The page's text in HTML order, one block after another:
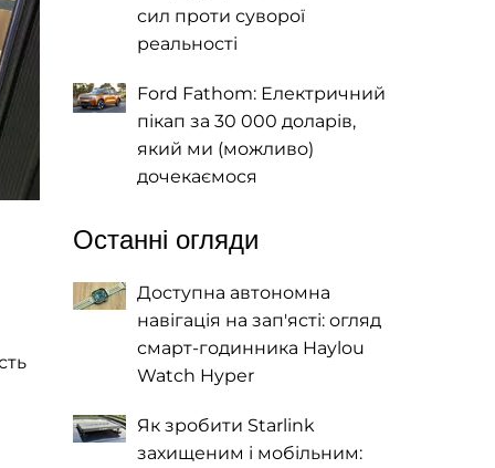
сил проти суворої
реальності
Ford Fathom: Електричний
пікап за 30 000 доларів,
який ми (можливо)
дочекаємося
Останні огляди
Доступна автономна
навігація на зап'ясті: огляд
смарт-годинника Haylou
Watch Hyper
Як зробити Starlink
захищеним і мобільним: